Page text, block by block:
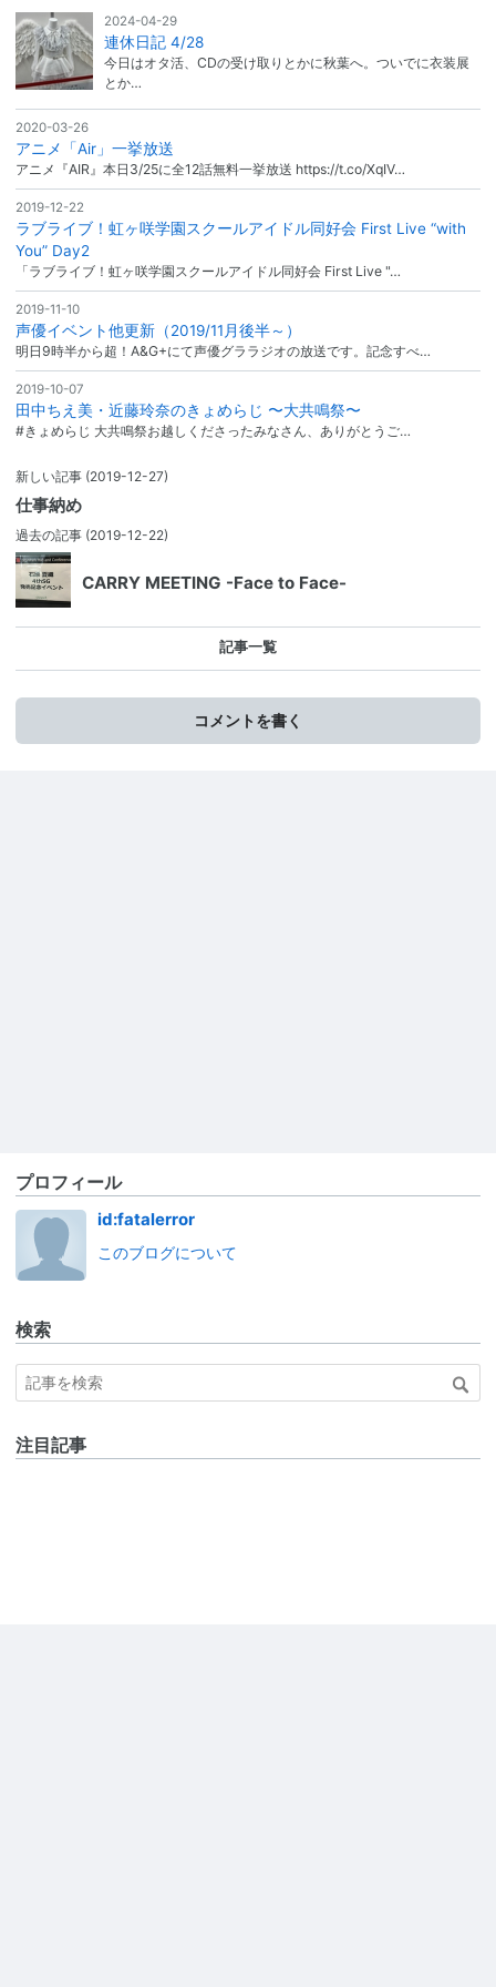
2024-04-29
連休日記 4/28
今日はオタ活、CDの受け取りとかに秋葉へ。ついでに衣装展
とか…
2020-03-26
アニメ「Air」一挙放送
アニメ『AIR』本日3/25に全12話無料一挙放送 https://t.co/XqIV…
2019-12-22
ラブライブ！虹ヶ咲学園スクールアイドル同好会 First Live “with
You” Day2
「ラブライブ！虹ヶ咲学園スクールアイドル同好会 First Live "…
2019-11-10
声優イベント他更新（2019/11月後半～）
明日9時半から超！A&G+にて声優グララジオの放送です。記念すべ…
2019-10-07
田中ちえ美・近藤玲奈のきょめらじ 〜大共鳴祭〜
#きょめらじ 大共鳴祭お越しくださったみなさん、ありがとうご…
新しい記事 (2019-12-27)
仕事納め
過去の記事 (2019-12-22)
CARRY MEETING -Face to Face-
記事一覧
コメントを書く
プロフィール
id:fatalerror
このブログについて
検索
注目記事